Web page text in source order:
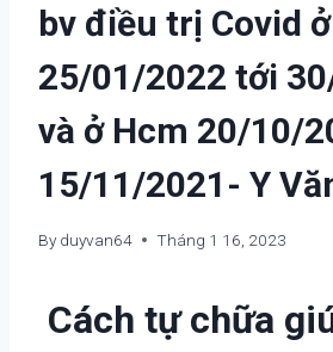
bv điều trị Covid
25/01/2022 tới
và ở Hcm 20/10/
15/11/2021- Y
By duyvan64 Tháng 1 16, 2023
Cách tự chữa